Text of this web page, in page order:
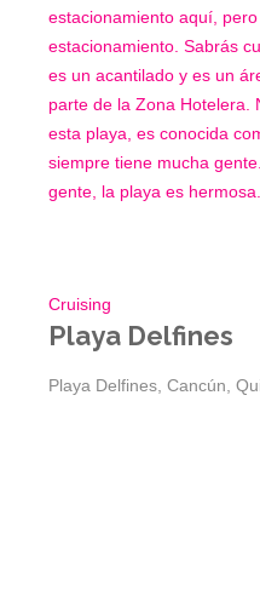
estacionamiento aquí,
estacionamiento. Sabrás
es un acantilado y es un
parte de la Zona Hotelera.
esta playa, es conocida
siempre tiene mucha
gente, la playa es hermosa.
Cruising
Playa Delfines
Playa Delfines, Cancún,